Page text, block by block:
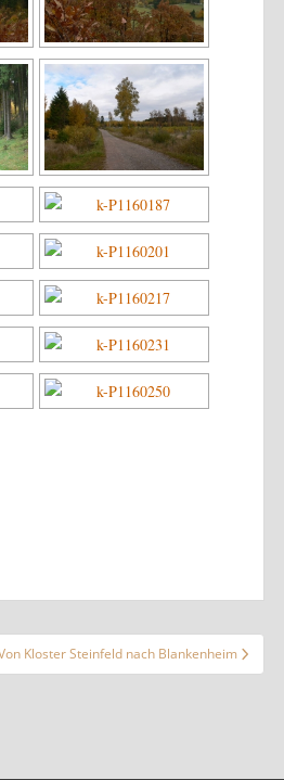
Kloster Steinfeld nach Blankenheim